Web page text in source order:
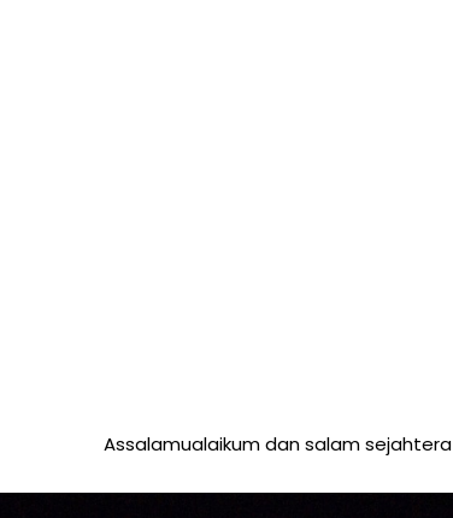
Assalamualaikum dan salam sejahtera